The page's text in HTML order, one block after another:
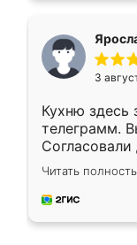
3
Кухню здесь
телеграмм.
недели
довольны
мебель за
Читать